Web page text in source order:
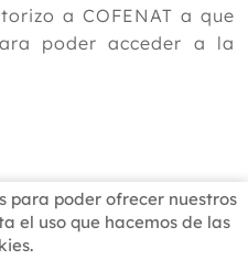
a COFENAT a que
poder acceder a la
para poder ofrecer nuestros
el uso que hacemos de las